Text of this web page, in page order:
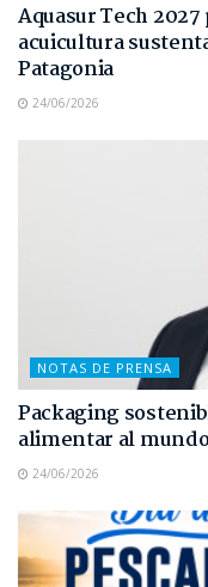
Aquasur Tech
acuicultura
Patagonia
24/06/2026
NOTAS DE PRENSA
Packaging
alimentar al
24/06/2026